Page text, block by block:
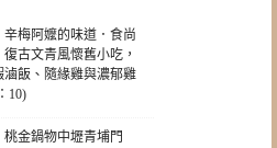
辛梅阿嬤的味道．食尚
古文青風懷舊小吃，
滷飯、隨緣雞與濃郁雞
10)
桃金鍋物中壢青埔門